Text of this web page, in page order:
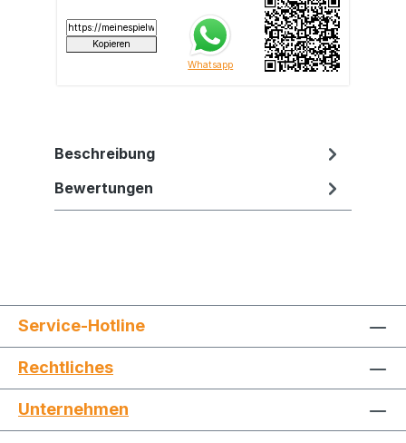
Beschreibung
Bewertungen
Service-Hotline
Rechtliches
Unternehmen